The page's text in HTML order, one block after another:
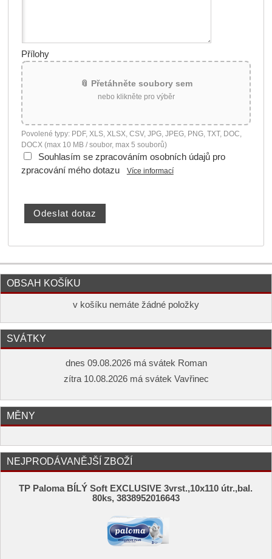
Přílohy
📎 Přetáhněte soubory sem
nebo klikněte pro výběr
Povolené typy: PDF, XLS, XLSX, CSV, JPG, JPEG, PNG, TXT, DOC,
DOCX (max 10 MB / soubor, max 5 souborů)
Souhlasím se zpracováním osobních údajů pro
zpracování mého dotazu
Více informací
OBSAH KOŠÍKU
v košíku nemáte žádné položky
SVÁTKY
dnes 09.08.2026 má svátek Roman
zítra 10.08.2026 má svátek Vavřinec
MĚNY
NEJPRODÁVANĚJŠÍ ZBOŽÍ
TP Paloma BÍLÝ Soft EXCLUSIVE 3vrst.,10x110 útr.,bal.
80ks, 3838952016643